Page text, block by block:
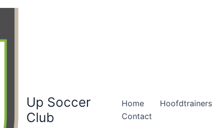
Up Soccer
Club
Home Hoofdtrainers
Contact